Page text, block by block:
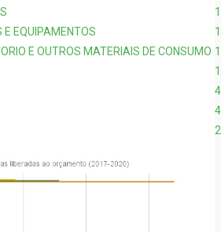
E EQUIPAMENTOS
E OUTROS MATERIAIS DE CONSUMO